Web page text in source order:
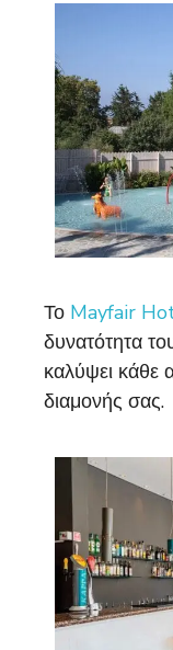
Το Mayfair
δυνατότητα
καλύψει κάθε
διαμονής σας.